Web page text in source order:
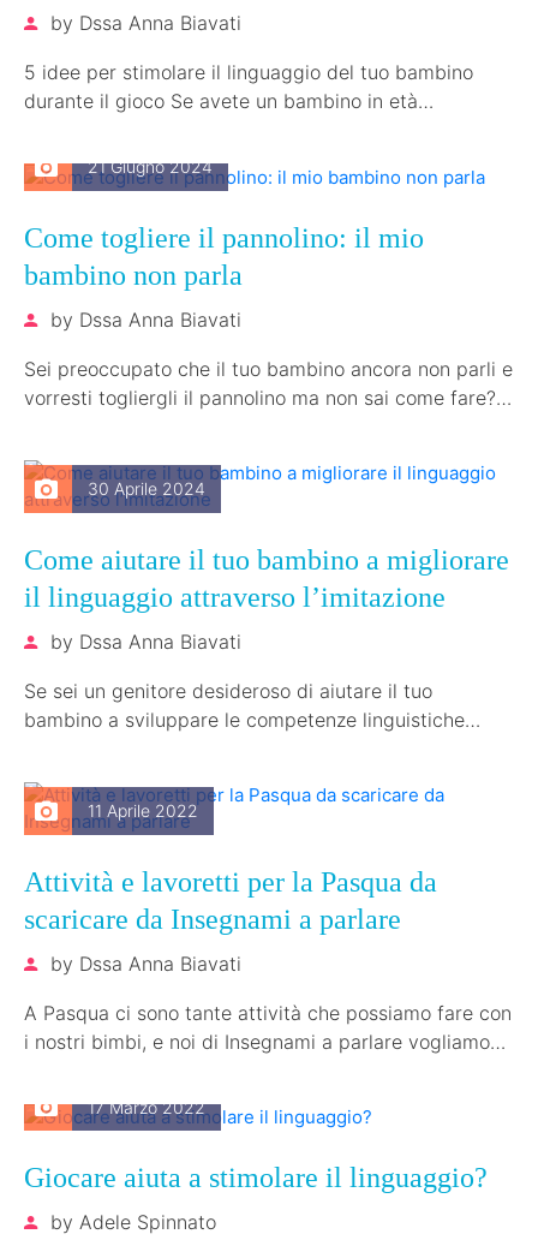
by Dssa Anna Biavati
5 idee per stimolare il linguaggio del tuo bambino
durante il gioco Se avete un bambino in età
21 Giugno 2024
Come togliere il pannolino: il mio
bambino non parla
by Dssa Anna Biavati
Sei preoccupato che il tuo bambino ancora non parli e
vorresti togliergli il pannolino ma non sai come fare?
30 Aprile 2024
Come aiutare il tuo bambino a migliorare
il linguaggio attraverso l’imitazione
by Dssa Anna Biavati
Se sei un genitore desideroso di aiutare il tuo
bambino a sviluppare le competenze linguistiche
11 Aprile 2022
Attività e lavoretti per la Pasqua da
scaricare da Insegnami a parlare
by Dssa Anna Biavati
A Pasqua ci sono tante attività che possiamo fare con
i nostri bimbi, e noi di Insegnami a parlare vogliamo…
17 Marzo 2022
Giocare aiuta a stimolare il linguaggio?
by Adele Spinnato